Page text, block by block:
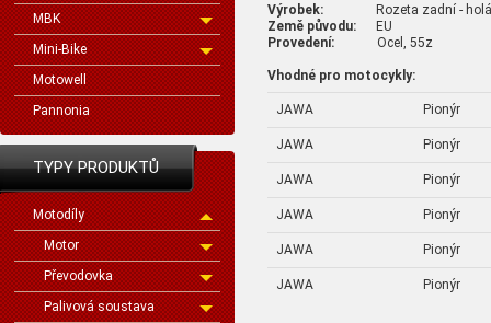
MBK
Mini-Bike
Motowell
Pannonia
TYPY PRODUKTŮ
Motodíly
Motor
Převodovka
Palivová soustava
Výrobek: Rozeta zadní - holá,
Země původu: EU
Provedení: Ocel, 55z
Vhodné pro motocykly:
JAWA Pionýr
JAWA Pionýr
JAWA Pionýr
JAWA Pionýr
JAWA Pionýr
JAWA Pionýr